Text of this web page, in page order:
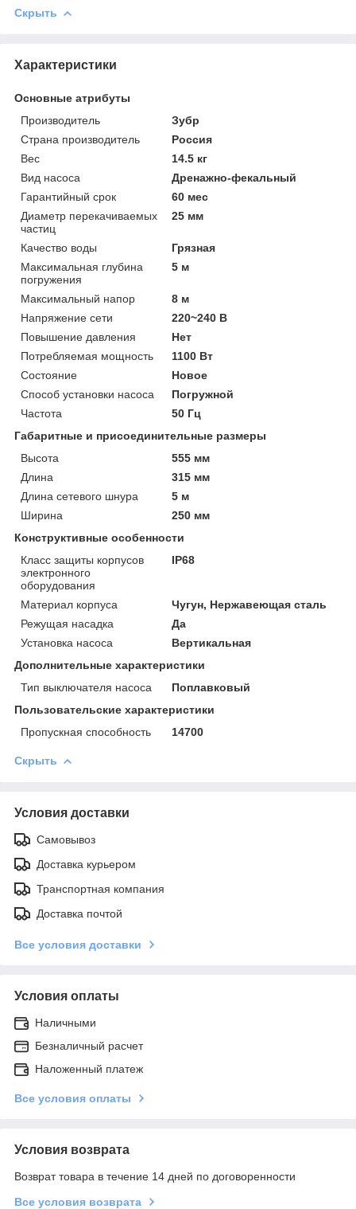
Скрыть
Характеристики
Основные атрибуты
Производитель
Зубр
Страна производитель
Россия
Вес
14.5 кг
Вид насоса
Дренажно-фекальный
Гарантийный срок
60 мес
Диаметр перекачиваемых
частиц
25 мм
Качество воды
Грязная
Максимальная глубина
погружения
5 м
Максимальный напор
8 м
Напряжение сети
220~240 В
Повышение давления
Нет
Потребляемая мощность
1100 Вт
Состояние
Новое
Способ установки насоса
Погружной
Частота
50 Гц
Габаритные и присоединительные размеры
Высота
555 мм
Длина
315 мм
Длина сетевого шнура
5 м
Ширина
250 мм
Конструктивные особенности
Класс защиты корпусов
электронного
оборудования
IP68
Материал корпуса
Чугун, Нержавеющая сталь
Режущая насадка
Да
Установка насоса
Вертикальная
Дополнительные характеристики
Тип выключателя насоса
Поплавковый
Пользовательские характеристики
Пропускная способность
14700
Скрыть
Условия доставки
Самовывоз
Доставка курьером
Транспортная компания
Доставка почтой
Все условия доставки
Условия оплаты
Наличными
Безналичный расчет
Наложенный платеж
Все условия оплаты
Условия возврата
Возврат товара в течение 14 дней по договоренности
Все условия возврата